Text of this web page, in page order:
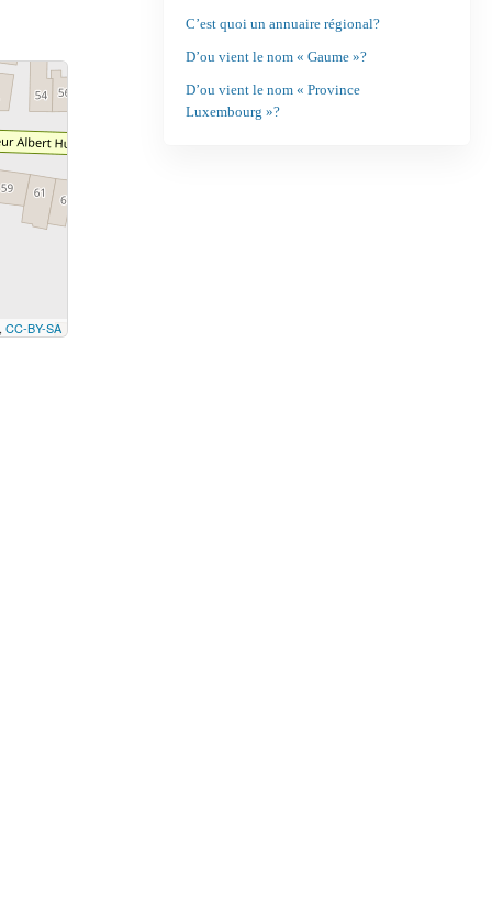
CC-BY-SA
C’est quoi un annuaire régional?
D’ou vient le nom « Gaume »?
D’ou vient le nom « Province
Luxembourg »?